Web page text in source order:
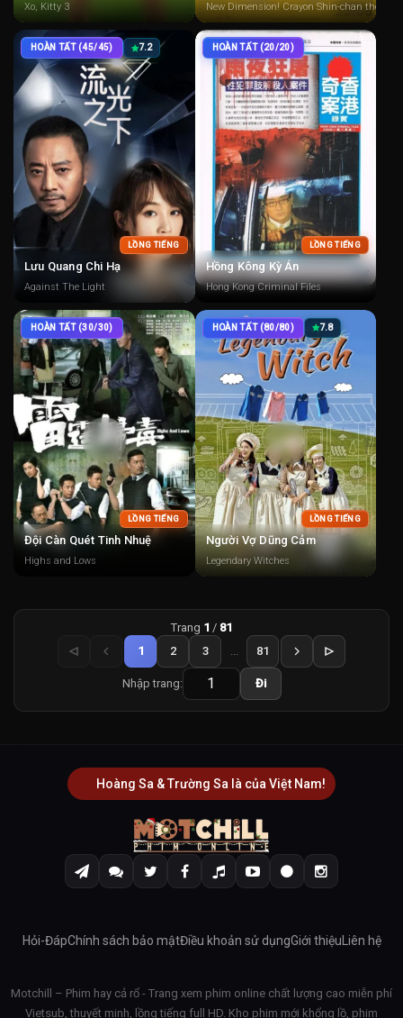
Xo, Kitty 3 New Dimension! Crayon Shin-chan the
HOÀN TẤT (45/45) 7.2
LỒNG TIẾNG
Lưu Quang Chi Hạ
Against The Light
HOÀN TẤT (20/20)
LỒNG TIẾNG
Hồng Kông Kỳ Án
Hong Kong Criminal Files
HOÀN TẤT (30/30)
LỒNG TIẾNG
Đội Càn Quét Tinh Nhuệ
Highs and Lows
HOÀN TẤT (80/80) 7.8
LỒNG TIẾNG
Người Vợ Dũng Cảm
Legendary Witches
Trang 1 / 81
1
2 3 ... 81
Nhập trang: Đi
Hoàng Sa & Trường Sa là của Việt Nam!
Hỏi-ĐápChính sách bảo mậtĐiều khoản sử dụngGiới thiệu Liên hệ
Motchill – Phim hay cả rổ - Trang xem phim online chất lượng cao miễn phí
Vietsub, thuyết minh, lồng tiếng full HD. Kho phim mới khổng lồ, phim